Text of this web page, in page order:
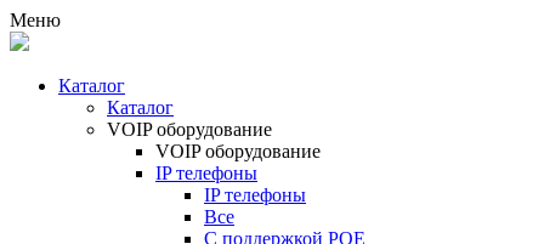
Меню
Каталог
Каталог
VOIP оборудование
VOIP оборудование
IP телефоны
IP телефоны
Все
С поддержкой POE